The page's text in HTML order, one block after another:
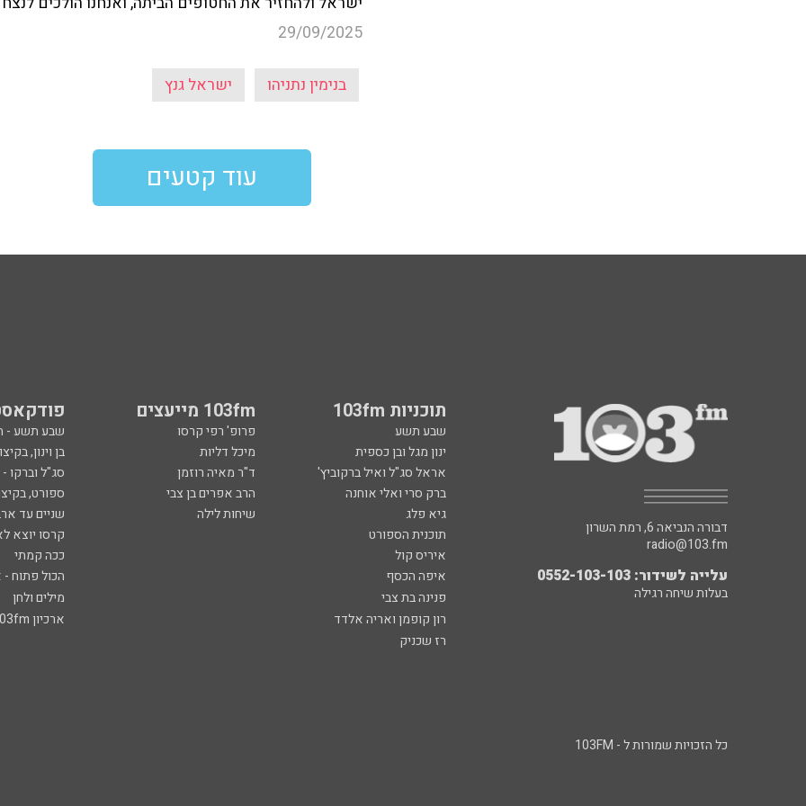
29/09/2025
בנימין נתניהו ישראל גנץ
עוד קטעים
תוכניות 103fm 103fm מייעצים
שבע תשע פרופ' רפי קרסו
שבע תשע -
ינון מגל ובן כספית
מיכל דליות
בן וינון,
אראל סג"ל ואיל ברקוביץ'
ד"ר מאיה רוזמן
סג"ל וברקו
ברק סרי ואלי אוחנה
הרב אפרים בן צבי
ספורט,
גיא פלג
שיחות לילה
שניים עד
תוכנית הספורט
קרסו יוצא
איריס קול
ככה קמתי
איפה הכסף
הכול פתוח -
פנינה בת צבי
מילים ולחן
רון קופמן ואריה אלדד
ארכיון 103fm
רז שכניק
דבורה הנביאה 6, רמת השרון
radio@103.fm
עלייה לשידור: 0552-103-103
בעלות שיחה רגילה
כל הזכויות שמורות ל - 103FM